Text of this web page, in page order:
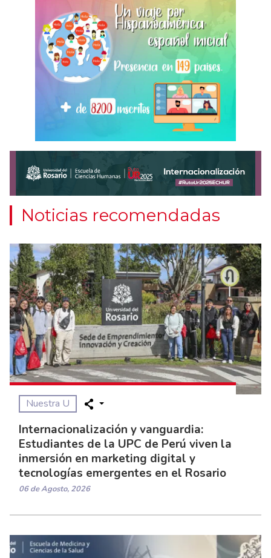
Noticias recomendadas
Nuestra U
Internacionalización y vanguardia:
Estudiantes de la UPC de Perú viven la
inmersión en marketing digital y
tecnologías emergentes en el Rosario
06 de Agosto, 2026